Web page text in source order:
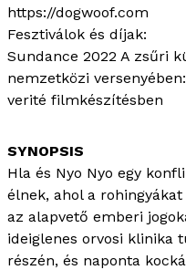
https://dogwoof.com
Fesztiválok és díjak:
Sundance 2022 A zsűri
nemzetközi
verité filmkészítésben
Hla és Nyo Nyo egy
élnek, ahol a
az alapvető emberi
ideiglenes orvosi klinika
részén, és naponta